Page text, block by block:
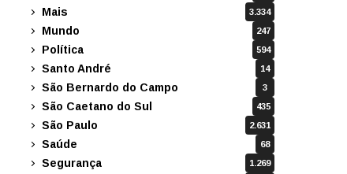
Mais 3.334
Mundo 247
Política 594
Santo André 14
São Bernardo do Campo 3
São Caetano do Sul 435
São Paulo 2.631
Saúde 68
Segurança 1.269